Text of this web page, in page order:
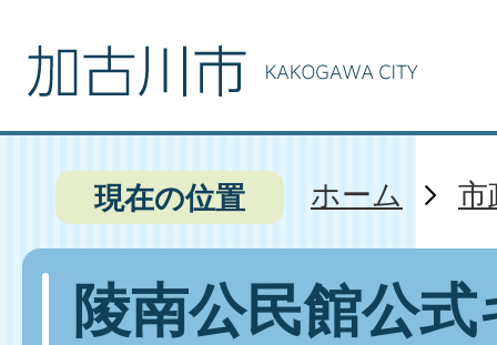
現在の位置 ホーム 市
陵南公民館公